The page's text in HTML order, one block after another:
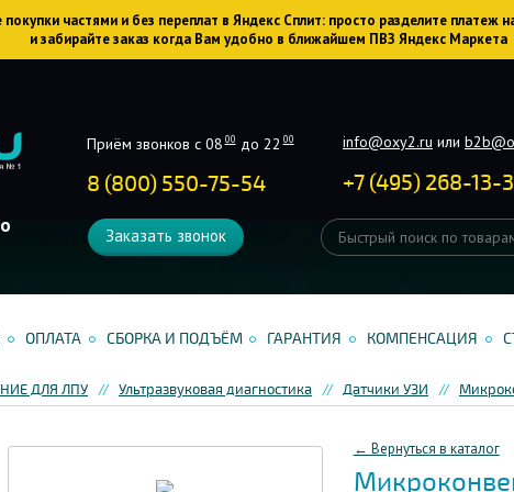
покупки частями и без переплат в Яндекс Сплит: просто разделите платеж
и забирайте заказ когда Вам удобно в ближайшем ПВЗ Яндекс Маркета
Приём звонков с 08 00до 22 00
8 (800) 550-75-54
info@oxy2.ru или
+7 (495) 268-13-
Заказать звонок
ОПЛАТА СБОРКА И ПОДЪЁМ ГАРАНТИЯ КОМПЕНСАЦИЯ
ДЛЯ ЛПУ Ультразвуковая диагностика Датчики УЗИ
← Вернуться в каталог